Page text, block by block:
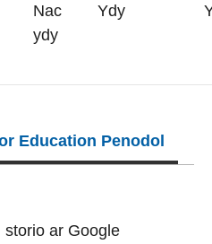
Nac
ydy
Ydy
Education Penodol
storio ar Google